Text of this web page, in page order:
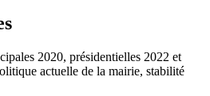
2020, présidentielles 2022 et
actuelle de la mairie, stabilité